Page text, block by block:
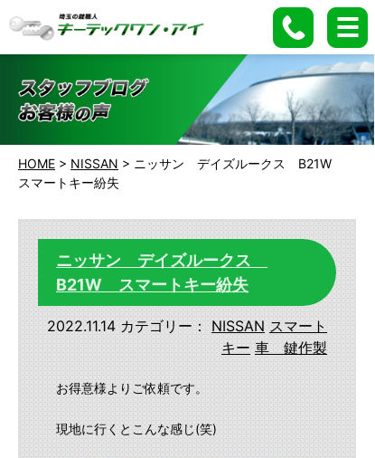
HOME > NISSAN > ニッサン デイズルークス B21W
スマートキー紛失
ニッサン デイズルークス
B21W スマートキー紛失
2022.11.14 カテゴリー： NISSAN スマート
キー 車 鍵作製
お得意様よりご依頼です。
現地に行くとこんな感じ(笑)